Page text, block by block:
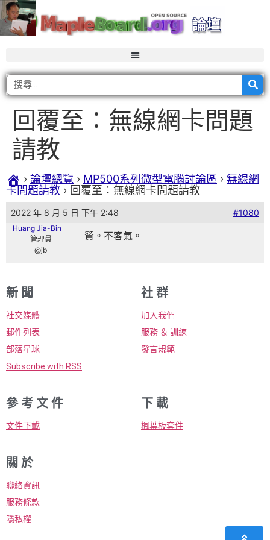
回覆至：無線網卡問題
請教
› 論壇總覽 › MP500系列微型電腦討論區 › 無線網
卡問題請教 › 回覆至：無線網卡問題請教
2022 年 8 月 5 日 下午 2:48 #1080
Huang Jia-Bin
管理員
@jb
贊。不客氣。
新 聞
社交媒體
郵件列表
部落星球
Subscribe with RSS
社 群
加入我們
服務 ＆ 訓練
發言規範
參 考 文 件
文件下載
下 載
楓葉板套件
關 於
聯絡資訊
服務條款
隱私權